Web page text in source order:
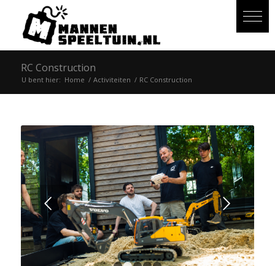
RC Construction
U bent hier: Home / Activiteiten / RC Construction
Volgende